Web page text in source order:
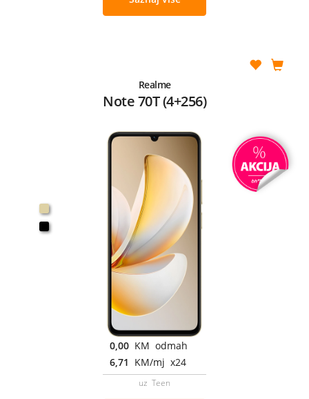
Realme
Note 70T (4+256)
0,00 KM odmah
6,71 KM/mj x24
uz Teen